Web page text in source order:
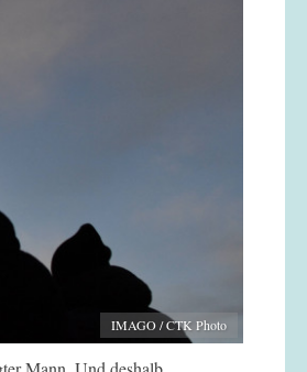
IMAGO / CTK Photo